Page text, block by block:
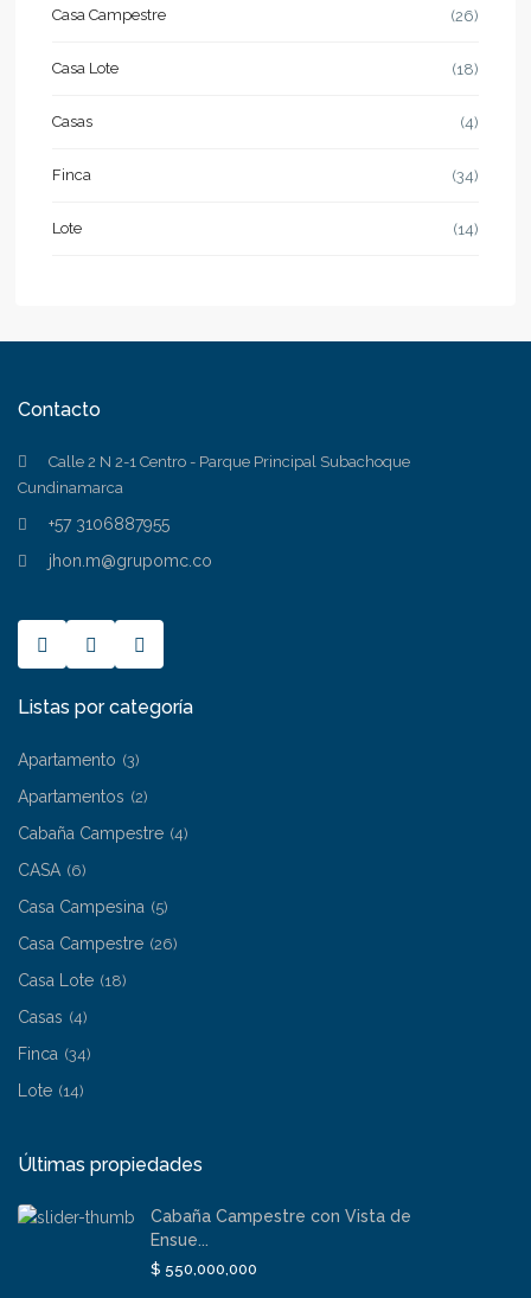
Casa Campestre (26)
Casa Lote (18)
Casas (4)
Finca (34)
Lote (14)
Contacto
Calle 2 N 2-1 Centro - Parque Principal Subachoque
Cundinamarca
+57 3106887955
jhon.m@grupomc.co
Listas por categoría
Apartamento (3)
Apartamentos (2)
Cabaña Campestre (4)
CASA (6)
Casa Campesina (5)
Casa Campestre (26)
Casa Lote (18)
Casas (4)
Finca (34)
Lote (14)
Últimas propiedades
Cabaña Campestre con Vista de
Ensue...
$ 550,000,000